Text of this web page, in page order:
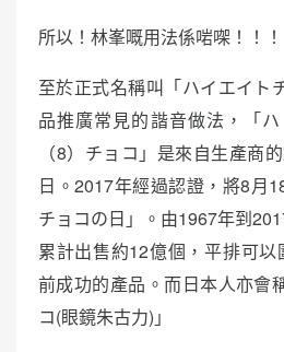
所以！林峯嘅用法係啱㗎！！！
至於正式名稱叫「ハイエイト
品推廣常見的諧音做法，「
（8）チョコ」是來自生產商
日。2017年經過認證，將8月
チョコの日」。由1967年到
累計出售約12億個，平排可
前成功的產品。而日本人亦會
コ(眼鏡朱古力)」